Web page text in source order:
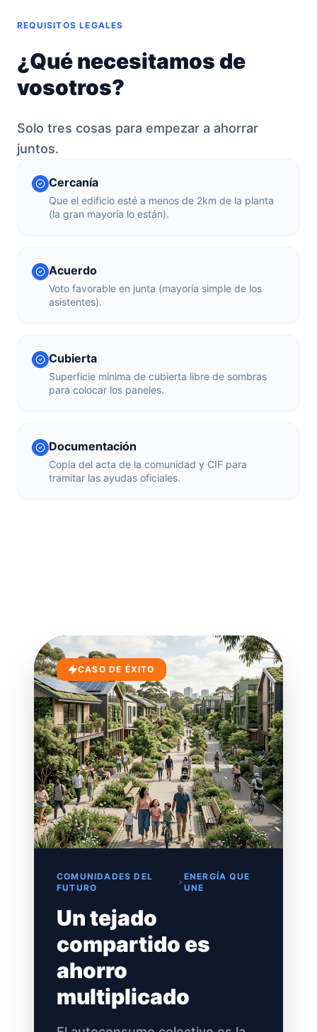
REQUISITOS LEGALES
¿Qué necesitamos de
vosotros?
Solo tres cosas para empezar a ahorrar
juntos.
Cercanía
Que el edificio esté a menos de 2km de la planta
(la gran mayoría lo están).
Acuerdo
Voto favorable en junta (mayoría simple de los
asistentes).
Cubierta
Superficie mínima de cubierta libre de sombras
para colocar los paneles.
Documentación
Copia del acta de la comunidad y CIF para
tramitar las ayudas oficiales.
CASO DE ÉXITO
COMUNIDADES DEL
FUTURO
ENERGÍA QUE
UNE
Un tejado
compartido es
ahorro
multiplicado